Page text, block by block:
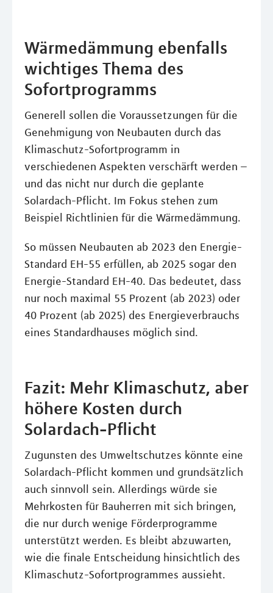
Wärmedämmung ebenfalls
wichtiges Thema des
Sofortprogramms
Generell sollen die Voraussetzungen für die
Genehmigung von Neubauten durch das
Klimaschutz-Sofortprogramm in
verschiedenen Aspekten verschärft werden –
und das nicht nur durch die geplante
Solardach-Pflicht. Im Fokus stehen zum
Beispiel Richtlinien für die Wärmedämmung.
So müssen Neubauten ab 2023 den Energie-
Standard EH-55 erfüllen, ab 2025 sogar den
Energie-Standard EH-40. Das bedeutet, dass
nur noch maximal 55 Prozent (ab 2023) oder
40 Prozent (ab 2025) des Energieverbrauchs
eines Standardhauses möglich sind.
Fazit: Mehr Klimaschutz, aber
höhere Kosten durch
Solardach-Pflicht
Zugunsten des Umweltschutzes könnte eine
Solardach-Pflicht kommen und grundsätzlich
auch sinnvoll sein. Allerdings würde sie
Mehrkosten für Bauherren mit sich bringen,
die nur durch wenige Förderprogramme
unterstützt werden. Es bleibt abzuwarten,
wie die finale Entscheidung hinsichtlich des
Klimaschutz-Sofortprogrammes aussieht.